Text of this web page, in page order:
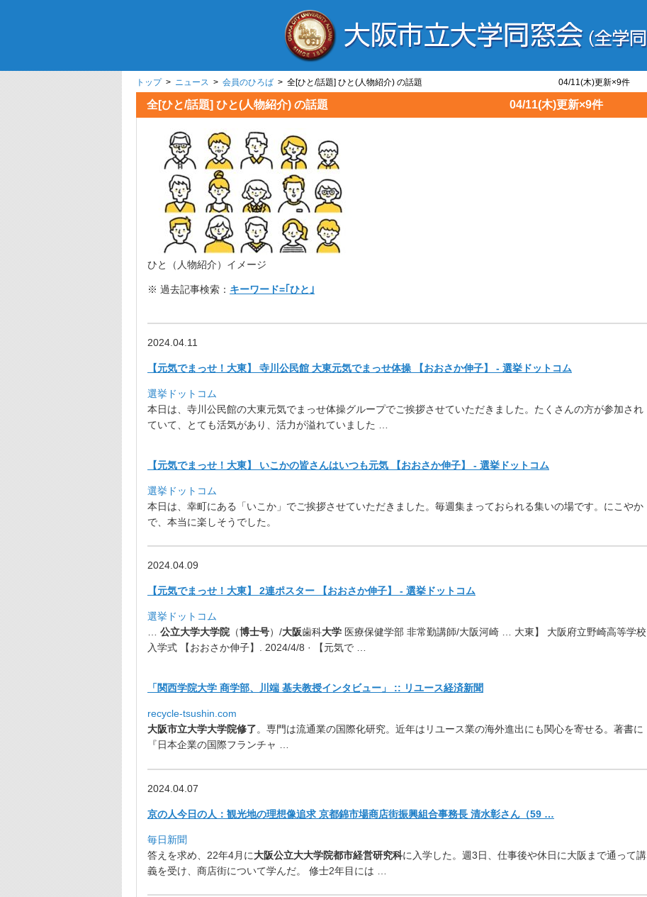
トップ> ニュース > 会員のひろば > 全[ひと/話題] ひと(人物紹介) の話題 04/11(木)更新×9件
全[ひと/話題] ひと(人物紹介) の話題 04/11(木)更新×9件
ひと（人物紹介）イメージ
※ 過去記事検索： キーワード=｢ひと｣
2024.04.11
【元気でまっせ！大東】 寺川公民館 大東元気でまっせ体操 【おおさか伸子】 - 選挙ドットコム
選挙ドットコム
本日は、 寺川公民館の大東元気でまっせ体操グループでご挨拶させていただきました。たくさんの方が参加され
ていて、とても活気があり、 活力が溢れていました …
【元気でまっせ！大東】 いこかの皆さんはいつも元気 【おおさか伸子】 - 選挙ドットコム
選挙ドットコム
本日は、幸町にある「いこか」でご挨拶させていただきました。 毎週集まっておられる集いの場です。にこやか
で、 本当に楽しそうでした。
2024.04.09
【元気でまっせ！大東】 2連ポスター 【おおさか伸子】 - 選挙ドットコム
選挙ドットコム
… 公立大学大学院 （博士号）/大阪歯科大学 医療保健学部 非常勤講師/大阪河崎 … 大東】 大阪府立野崎高等学校
入学式 【おおさか伸子】. 2024/4/8 · 【元気で …
「関西学院大学 商学部、川端 基夫教授インタビュー」 :: リユース経済新聞
recycle-tsushin.com
大阪市立大学大学院修了。専門は流通業の国際化研究。 近年はリユース業の海外進出にも関心を寄せる。著書に
『日本企業の国際フランチャ …
2024.04.07
京の人今日の人：観光地の理想像追求 京都錦市場商店街振興組合事務長 清水彰さん（59 …
毎日新聞
答えを求め、22年4月に大阪公立大大学院都市経営研究科に入学した。週3日、仕事後や休日に大阪まで通って講
義を受け、 商店街について学んだ。 修士2年目には …